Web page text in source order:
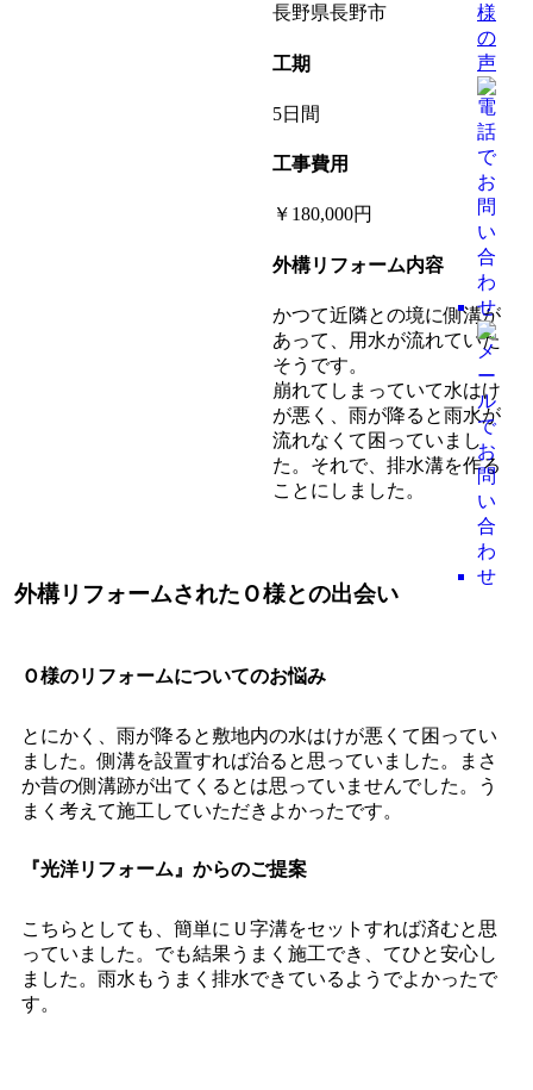
様
の
声
長野県長野市
工期
5日間
工事費用
￥180,000円
外構リフォーム内容
かつて近隣との境に側溝が
あって、用水が流れていた
そうです。
崩れてしまっていて水はけ
が悪く、雨が降ると雨水が
流れなくて困っていまし
た。それで、排水溝を作る
ことにしました。
外構リフォームされたＯ様との出会い
Ｏ様のリフォームについてのお悩み
とにかく、雨が降ると敷地内の水はけが悪くて困ってい
ました。側溝を設置すれば治ると思っていました。まさ
か昔の側溝跡が出てくるとは思っていませんでした。う
まく考えて施工していただきよかったです。
『光洋リフォーム』からのご提案
こちらとしても、簡単にＵ字溝をセットすれば済むと思
っていました。でも結果うまく施工でき、てひと安心し
ました。雨水もうまく排水できているようでよかったで
す。